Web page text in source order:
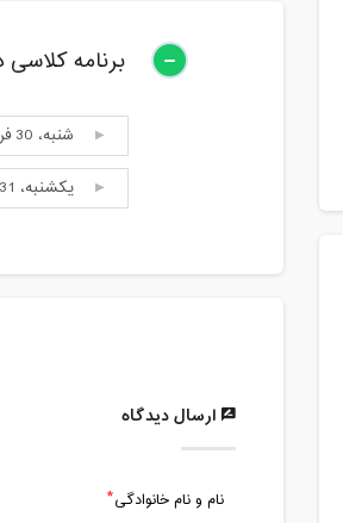
برنامه کلاسی
شنبه، 30 فروردین 1399 / ساعت: 18:00 - 19:50
یکشنبه، 31 فروردین 1399 / ساعت: 18:00 - 19:10
ارسال دیدگاه
نام و نام خانوادگی